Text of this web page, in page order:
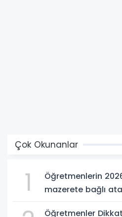
Çok Okunanlar
1
Öğretmenlerin
mazerete bağlı
Öğretmenler